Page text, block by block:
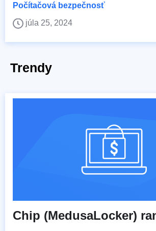
Počítačová bezpečnosť
júla 25, 2024
Trendy
Chip (MedusaLocker)